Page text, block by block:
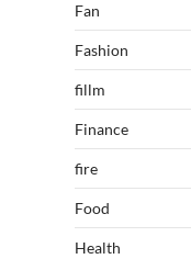
Fan
Fashion
fillm
Finance
fire
Food
Health